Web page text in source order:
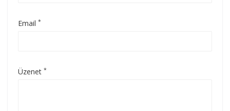
Email *
Üzenet *